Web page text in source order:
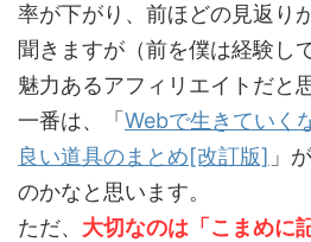
率が下がり、前ほどの見返り
聞きますが（前を僕は経験し
魅力あるアフィリエイトだと
一番は、「 Webで生きていく
良い道具のまとめ[改訂版] 」
のかなと思います。
ただ、 大切なのは「こまめに